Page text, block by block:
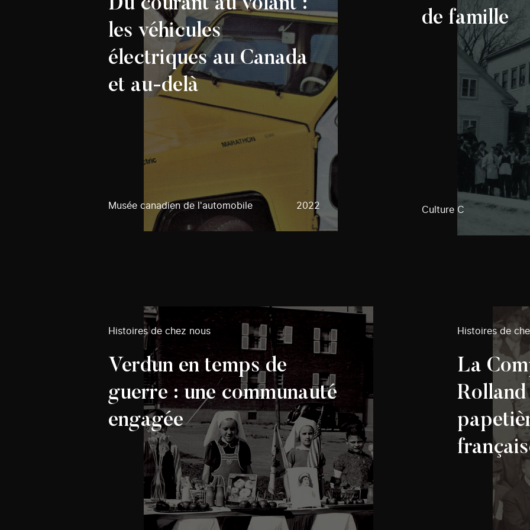
Du courant au volant :
les véhicules
électriques au Canada
et au-delà
Musée canadien de l'automobile 2022
de famille
Culture C
Histoires de chez nous
Verdun en temps de
guerre : une communauté
engagée
Histoires de
La